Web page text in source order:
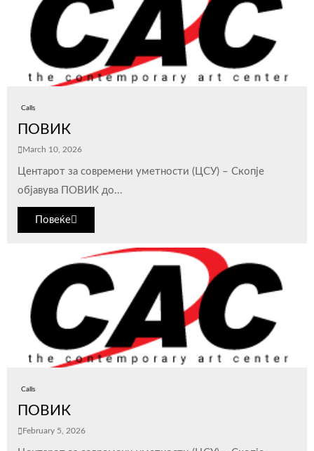
Calls
ПОВИК
March 10, 2026
Центарот за современи уметности (ЦСУ) – Скопје
објавува ПОВИК до...
Повеќе
Calls
ПОВИК
February 5, 2026